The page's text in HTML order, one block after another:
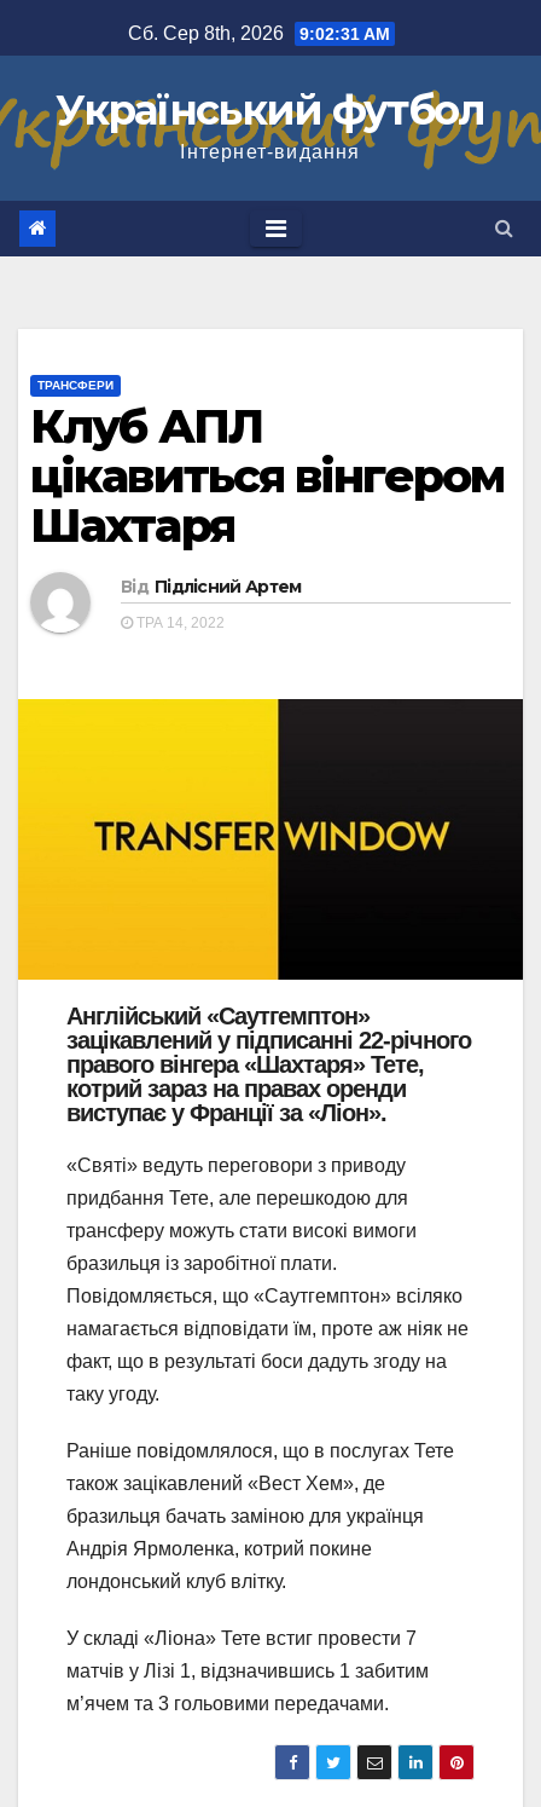
до
Сб. Сер 8th, 2026 9:02:32 AM
Український футбол
Інтернет-видання
ТРАНСФЕРИ
Клуб АПЛ
цікавиться вінгером
Шахтаря
Від Підлісний Артем
ТРА 14, 2022
Англійський «Саутгемптон»
зацікавлений у підписанні 22-річного
правого вінгера «Шахтаря» Тете,
котрий зараз на правах оренди
виступає у Франції за «Ліон».
«Святі» ведуть переговори з приводу
придбання Тете, але перешкодою для
трансферу можуть стати високі вимоги
бразильця із заробітної плати.
Повідомляється, що «Саутгемптон» всіляко
намагається відповідати їм, проте аж ніяк не
факт, що в результаті боси дадуть згоду на
таку угоду.
Раніше повідомлялося, що в послугах Тете
також зацікавлений «Вест Хем», де
бразильця бачать заміною для українця
Андрія Ярмоленка, котрий покине
лондонський клуб влітку.
У складі «Ліона» Тете встиг провести 7
матчів у Лізі 1, відзначившись 1 забитим
м’ячем та 3 гольовими передачами.